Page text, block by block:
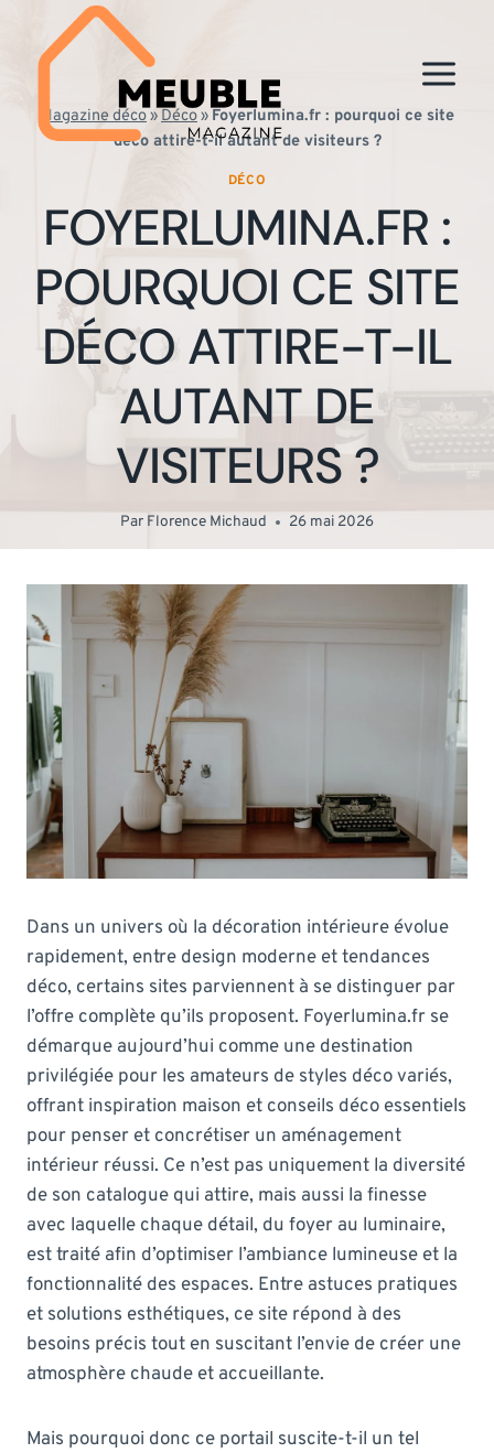
contenu
Magazine déco»Déco» Foyerlumina.fr : pourquoi ce site
déco attire-t-il autant de visiteurs ?
DÉCO
FOYERLUMINA.FR :
POURQUOI CE SITE
DÉCO ATTIRE-T-IL
AUTANT DE
VISITEURS ?
Par Florence Michaud 26 mai 2026
Dans un univers où la décoration intérieure évolue
rapidement, entre design moderne et tendances
déco, certains sites parviennent à se distinguer par
l’offre complète qu’ils proposent. Foyerlumina.fr se
démarque aujourd’hui comme une destination
privilégiée pour les amateurs de styles déco variés,
offrant inspiration maison et conseils déco essentiels
pour penser et concrétiser un aménagement
intérieur réussi. Ce n’est pas uniquement la diversité
de son catalogue qui attire, mais aussi la finesse
avec laquelle chaque détail, du foyer au luminaire,
est traité afin d’optimiser l’ambiance lumineuse et la
fonctionnalité des espaces. Entre astuces pratiques
et solutions esthétiques, ce site répond à des
besoins précis tout en suscitant l’envie de créer une
atmosphère chaude et accueillante.
Mais pourquoi donc ce portail suscite-t-il un tel